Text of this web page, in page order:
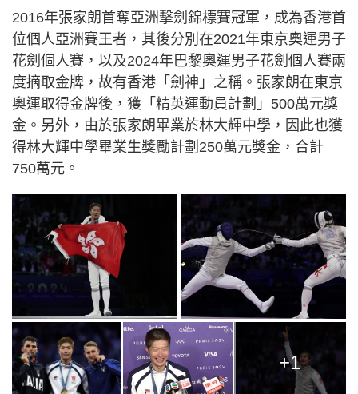
2016年張家朗首奪亞洲擊劍錦標賽冠軍，成為香港首
位個人亞洲賽王者，其後分別在2021年東京奧運男子
花劍個人賽，以及2024年巴黎奧運男子花劍個人賽兩
度摘取金牌，故有香港「劍神」之稱。張家朗在東京
奧運取得金牌後，獲「精英運動員計劃」500萬元獎
金。另外，由於張家朗畢業於林大輝中學，因此也獲
得林大輝中學畢業生獎勵計劃250萬元獎金，合計
750萬元。
+1